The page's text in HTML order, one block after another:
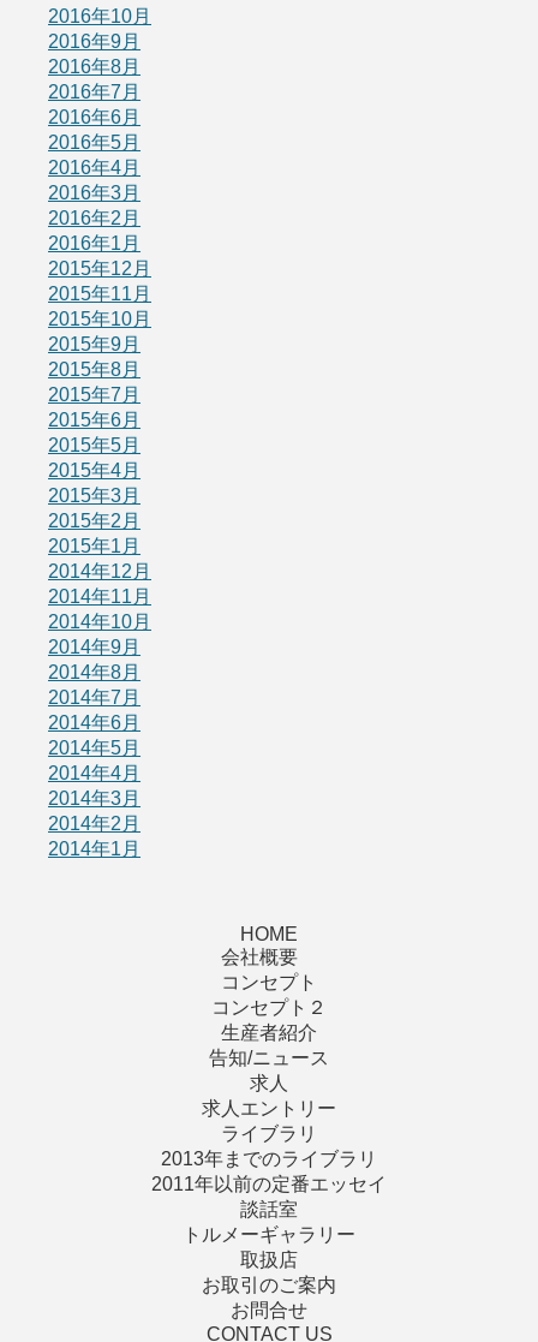
2016年10月
2016年9月
2016年8月
2016年7月
2016年6月
2016年5月
2016年4月
2016年3月
2016年2月
2016年1月
2015年12月
2015年11月
2015年10月
2015年9月
2015年8月
2015年7月
2015年6月
2015年5月
2015年4月
2015年3月
2015年2月
2015年1月
2014年12月
2014年11月
2014年10月
2014年9月
2014年8月
2014年7月
2014年6月
2014年5月
2014年4月
2014年3月
2014年2月
2014年1月
HOME
会社概要
コンセプト
コンセプト２
生産者紹介
告知/ニュース
求人
求人エントリー
ライブラリ
2013年までのライブラリ
2011年以前の定番エッセイ
談話室
トルメーギャラリー
取扱店
お取引のご案内
お問合せ
CONTACT US